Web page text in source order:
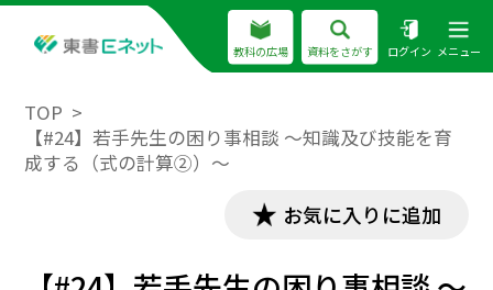
教科の広場 資料をさがす ログイン メニュー
TOP
【#24】若手先生の困り事相談 ～知識及び技能を育
成する（式の計算②）～
お気に入りに追加